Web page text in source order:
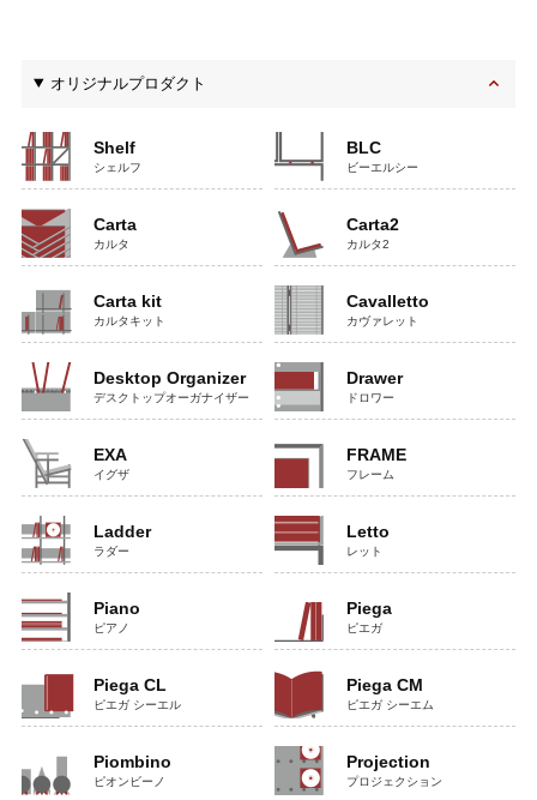
オリジナルプロダクト
Shelf
シェルフ
BLC
ビーエルシー
Carta
カルタ
Carta2
カルタ2
Carta kit
カルタキット
Cavalletto
カヴァレット
Desktop Organizer
デスクトップオーガナイザー
Drawer
ドロワー
EXA
イグザ
FRAME
フレーム
Ladder
ラダー
Letto
レット
Piano
ピアノ
Piega
ピエガ
Piega CL
ピエガ シーエル
Piega CM
ピエガ シーエム
Piombino
ピオンビーノ
Projection
プロジェクション